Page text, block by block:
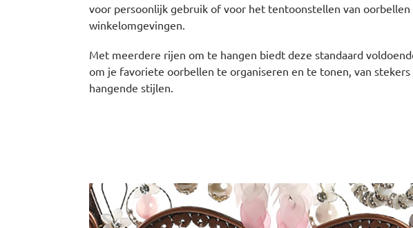
voor persoonlijk gebruik of voor het tentoonstellen van oorbellen
winkelomgevingen.
Met meerdere rijen om te hangen biedt deze standaard
om je favoriete oorbellen te organiseren en te tonen, van
hangende stijlen.